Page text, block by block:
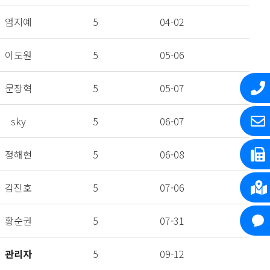
엄지예 5 04-02
이도원 5 05-06
문장혁 5 05-07
sky 5 06-07
정해현 5 06-08
김진호 5 07-06
황순권 5 07-31
관리자 5 09-12